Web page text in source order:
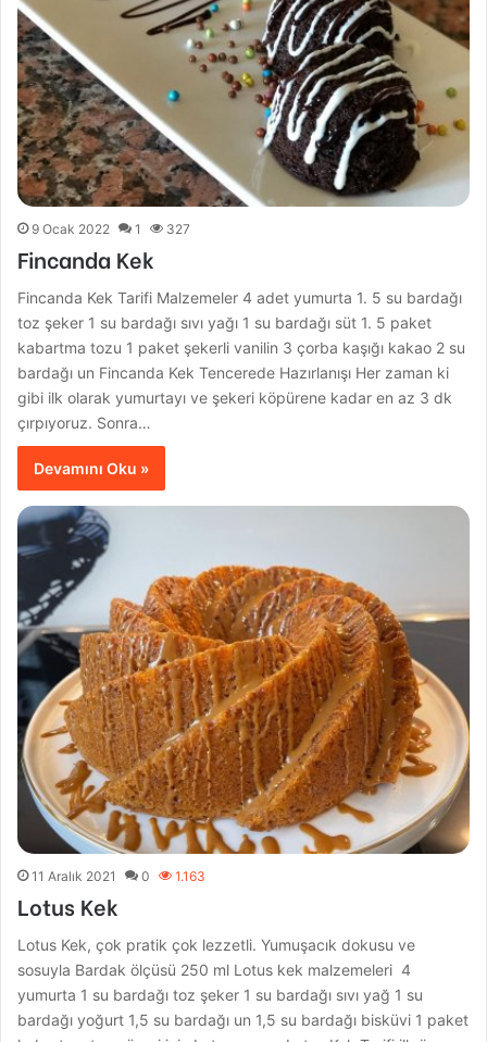
9 Ocak 2022 1 327
Fincanda Kek
Fincanda Kek Tarifi Malzemeler 4 adet yumurta 1. 5 su bardağı
toz şeker 1 su bardağı sıvı yağı 1 su bardağı süt 1. 5 paket
kabartma tozu 1 paket şekerli vanilin 3 çorba kaşığı kakao 2 su
bardağı un Fincanda Kek Tencerede Hazırlanışı Her zaman ki
gibi ilk olarak yumurtayı ve şekeri köpürene kadar en az 3 dk
çırpıyoruz. Sonra…
Devamını Oku »
11 Aralık 2021 0 1.163
Lotus Kek
Lotus Kek, çok pratik çok lezzetli. Yumuşacık dokusu ve
sosuyla Bardak ölçüsü 250 ml Lotus kek malzemeleri 4
yumurta 1 su bardağı toz şeker 1 su bardağı sıvı yağ 1 su
bardağı yoğurt 1,5 su bardağı un 1,5 su bardağı bisküvi 1 paket